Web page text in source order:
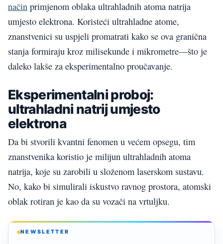
način primjenom oblaka ultrahladnih atoma natrija
umjesto elektrona. Koristeći ultrahladne atome,
znanstvenici su uspjeli promatrati kako se ova granična
stanja formiraju kroz milisekunde i mikrometre—što je
daleko lakše za eksperimentalno proučavanje.
Eksperimentalni proboj:
ultrahladni natrij umjesto
elektrona
Da bi stvorili kvantni fenomen u većem opsegu, tim
znanstvenika koristio je milijun ultrahladnih atoma
natrija, koje su zarobili u složenom laserskom sustavu.
No, kako bi simulirali iskustvo ravnog prostora, atomski
oblak rotiran je kao da su vozači na vrtuljku.
NEWSLETTER